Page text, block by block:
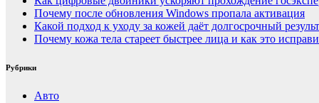
Почему после обновления Windows пропала активация
Какой подход к уходу за кожей даёт долгосрочный
Почему кожа тела стареет быстрее лица и как это
Рубрики
Авто